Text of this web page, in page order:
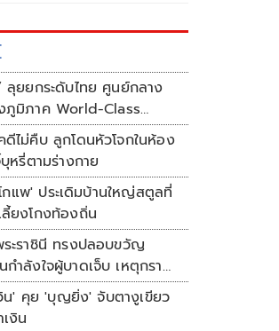
ลุยยกระดับไทย ศูนย์กลาง
ภูมิภาค World-Class
| ห้องข่าวไทยโพสต์สุด
ดีไม่คืบ ลูกโดนหัวโจกในห้อง
หรี่ตามร่างกาย
กแพ' ประเดิมบ้านใหญ่สตูลที่
ลี้ยงโกงท้องถิ่น
ะราชินี ทรงปลอบขวัญ
กำลังใจผู้บาดเจ็บ เหตุกราด
ศิรินทร์นนทบุรี
น' คุย 'บุญยิ่ง' จับตางูเขียว
งิน